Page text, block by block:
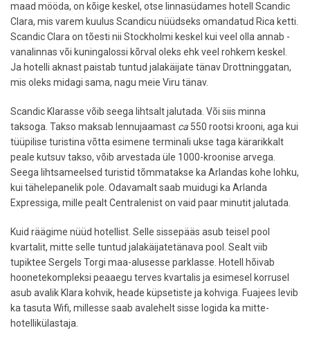
maad mööda, on kõige keskel, otse linnasüdames hotell Scandic
Clara, mis varem kuulus Scandicu nüüdseks omandatud Rica ketti.
Scandic Clara on tõesti nii Stockholmi keskel kui veel olla annab -
vanalinnas või kuningalossi kõrval oleks ehk veel rohkem keskel.
Ja hotelli aknast paistab tuntud jalakäijate tänav Drottninggatan,
mis oleks midagi sama, nagu meie Viru tänav.
Scandic Klarasse võib seega lihtsalt jalutada. Või siis minna
taksoga. Takso maksab lennujaamast ca 550 rootsi krooni, aga kui
tüüpilise turistina võtta esimene terminali ukse taga kärarikkalt
peale kutsuv takso, võib arvestada üle 1000-kroonise arvega.
Seega lihtsameelsed turistid tõmmatakse ka Arlandas kohe lohku,
kui tähelepanelik pole. Odavamalt saab muidugi ka Arlanda
Expressiga, mille pealt Centralenist on vaid paar minutit jalutada.
Kuid räägime nüüd hotellist. Selle sissepääs asub teisel pool
kvartalit, mitte selle tuntud jalakäijatetänava pool. Sealt viib
tupiktee Sergels Torgi maa-alusesse parklasse. Hotell hõivab
hoonetekompleksi peaaegu terves kvartalis ja esimesel korrusel
asub avalik Klara kohvik, heade küpsetiste ja kohviga. Fuajees levib
ka tasuta Wifi, millesse saab avalehelt sisse logida ka mitte-
hotellikülastaja.